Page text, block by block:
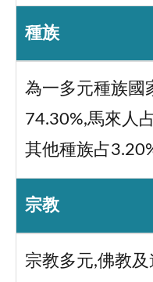
種族
為一多元種族國
74.30%,馬來人
其他種族占
宗教
宗教多元,佛教